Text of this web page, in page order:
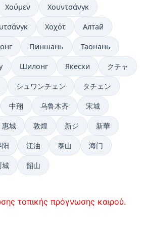
Χούμεν Χουντσάνγκ
Χοχότ Алтай
Пиншань Таонань
Шилонг Якесхи クチャ
シュワンチェン タチェン
中翔 乌鲁木齐 宋城
惠城 敦煌 新ジ 新華
阳 江油 泰山 海门
城 韶山
τοπικής πρόγνωσης καιρού.